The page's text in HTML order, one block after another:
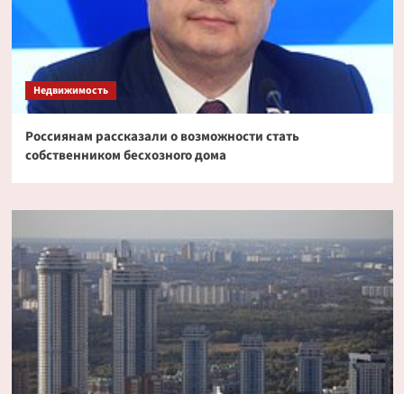
Недвижимость
Россиянам рассказали о возможности стать
собственником бесхозного дома